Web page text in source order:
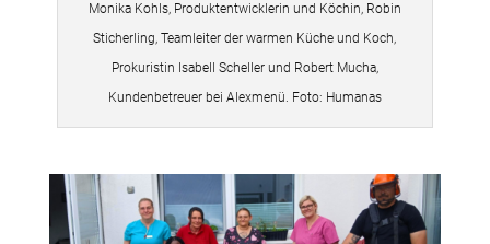
Monika Kohls, Produktentwicklerin und Köchin, Robin
Sticherling, Teamleiter der warmen Küche und Koch,
Prokuristin Isabell Scheller und Robert Mucha,
Kundenbetreuer bei Alexmenü. Foto: Humanas